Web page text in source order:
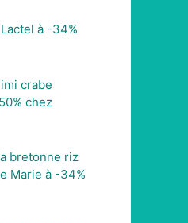
à -34%
crabe
chez
bretonne riz
Marie à -34%